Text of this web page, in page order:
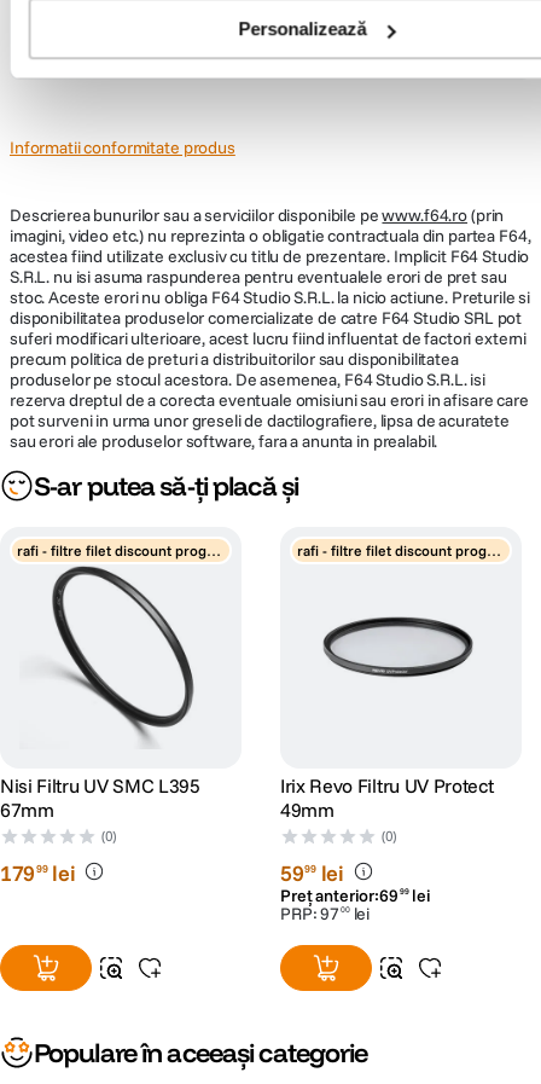
Personalizează
Pune o întrebare
Informatii conformitate produs
Descrierea bunurilor sau a serviciilor disponibile pewww.f64.ro(prin
imagini, video etc.) nu reprezinta o obligatie contractuala din partea F64,
acestea fiind utilizate exclusiv cu titlu de prezentare. Implicit F64 Studio
S.R.L. nu isi asuma raspunderea pentru eventualele erori de pret sau
stoc. Aceste erori nu obliga F64 Studio S.R.L. la nicio actiune. Preturile si
disponibilitatea produselor comercializate de catre F64 Studio SRL pot
suferi modificari ulterioare, acest lucru fiind influentat de factori externi
precum politica de preturi a distribuitorilor sau disponibilitatea
produselor pe stocul acestora. De asemenea, F64 Studio S.R.L. isi
rezerva dreptul de a corecta eventuale omisiuni sau erori in afisare care
pot surveni in urma unor greseli de dactilografiere, lipsa de acuratete
sau erori ale produselor software, fara a anunta in prealabil.
S-ar putea să-ți placă și
rafi - filtre filet discount progre
Nisi Filtru UV SMC L395
67mm
(0)
17999 lei
rafi - filtre filet discount progre
Irix Revo Filtru UV Protect
49mm
(0)
5999 lei
Preț anterior:69 99 lei
PRP:97 00 lei
Populare în aceeași categorie